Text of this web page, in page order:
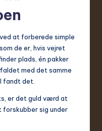
at forberede simple
de er, hvis vejret
plads, én pakker
med det samme
fandt det.
er det guld værd at
forskubber sig under